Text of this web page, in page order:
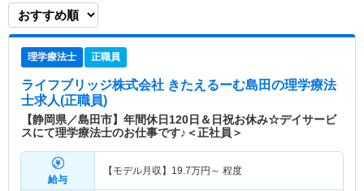
理学療法士 正職員
ライフブリッジ株式会社 きたえるーむ島田の理学療法
士求人(正職員)
【静岡県／島田市】年間休日120日＆日祝お休み☆デイサービ
スにて理学療法士のお仕事です♪＜正社員＞
給与
【モデル月収】 19.7万円～ 程度